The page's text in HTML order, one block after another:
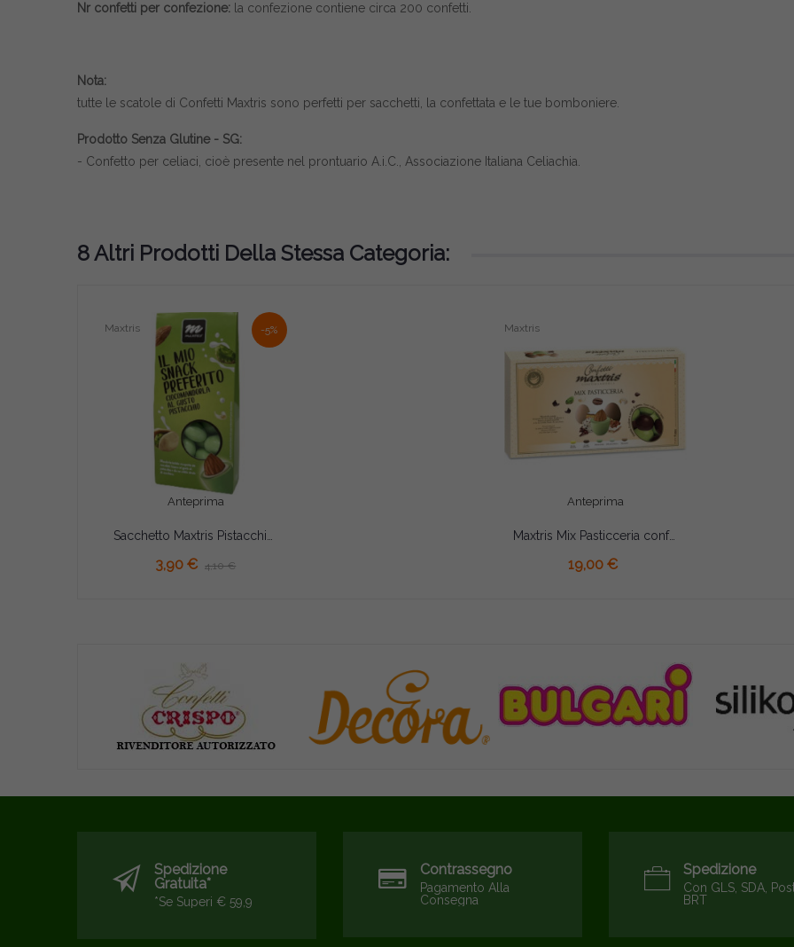
Nr confetti per confezione: la confezione contiene circa 200 confetti.
Nota:
tutte le scatole di Confetti Maxtris sono perfetti per sacchetti, la confettata e le tue bomboniere.
Prodotto Senza Glutine - SG:
- Confetto per celiaci, cioè presente nel prontuario A.i.C., Associazione Italiana Celiachia.
8 Altri Prodotti Della Stessa Categoria:
-5%
Anteprima
Maxtris
3,90 € 4,10 €
Anteprima
Maxtris
Maxtris Mix Pasticceria confetti colorati ai gusti assortiti di pasticceria 1 Kg
19,00 €
Spedizione
Gratuita*
*se Superi € 59,9
Contrassegno
Pagamento Alla
Consegna
Spedizione
Con GLS, SDA,
BRT